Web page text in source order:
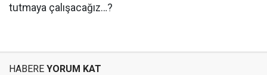
tutmaya çalışacağız…?
HABERE YORUM KAT